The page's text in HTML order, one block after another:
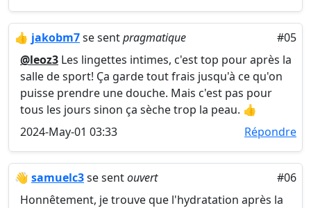
👍 jakobm7se sentpragmatique
#05
@leoz3 Les lingettes intimes, c'est top pour après la
salle de sport! Ça garde tout frais jusqu'à ce qu'on
puisse prendre une douche. Mais c'est pas pour
tous les jours sinon ça sèche trop la peau. 👍
2024-May-01 03:33
Répondre
👋 samuelc3se sentouvert
#06
Honnêtement, je trouve que l'hydratation après la